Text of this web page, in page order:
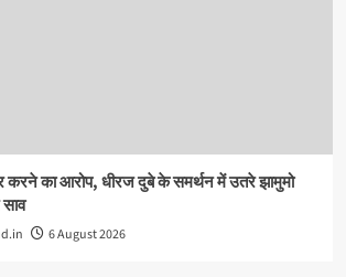
करने का आरोप, धीरज दुबे के समर्थन में उतरे झामुमो
6 August 2026